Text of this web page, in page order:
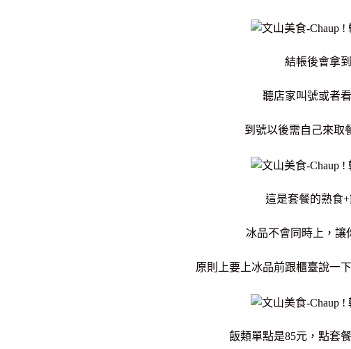
結帳後會拿
聽店家叫號或者
到號以後需自己來取
這是套餐的熟食+
冰品不會同時上，讓
原則上要上冰品前跟櫃臺說一
飯類單點是85元，點套